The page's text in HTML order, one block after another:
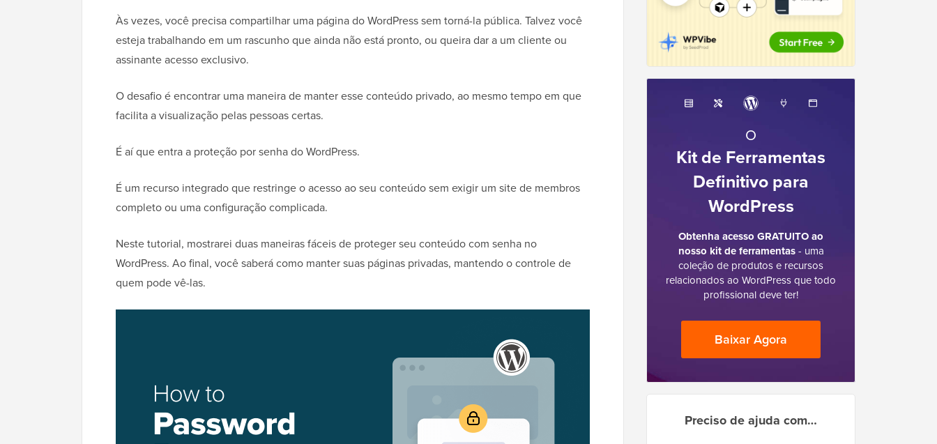
Às vezes, você precisa compartilhar uma página do WordPress sem torná-la pública. Talvez você
esteja trabalhando em um rascunho que ainda não está pronto, ou queira dar a um cliente ou
assinante acesso exclusivo.
O desafio é encontrar uma maneira de manter esse conteúdo privado, ao mesmo tempo em que
facilita a visualização pelas pessoas certas.
É aí que entra a proteção por senha do WordPress.
É um recurso integrado que restringe o acesso ao seu conteúdo sem exigir um site de membros
completo ou uma configuração complicada.
Neste tutorial, mostrarei duas maneiras fáceis de proteger seu conteúdo com senha no
WordPress. Ao final, você saberá como manter suas páginas privadas, mantendo o controle de
quem pode vê-las.
O
Kit de Ferramentas
Definitivo para
WordPress
Obtenha acesso GRATUITO ao
nosso kit de ferramentas- uma
coleção de produtos e recursos
relacionados ao WordPress que todo
profissional deve ter!
Baixar Agora
Preciso de ajuda com…